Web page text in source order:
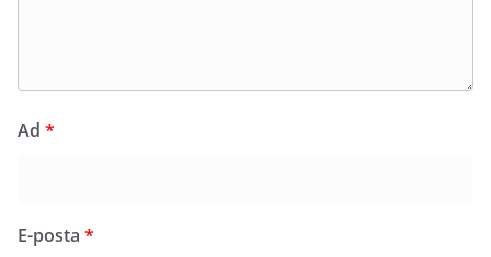
Ad *
E-posta *